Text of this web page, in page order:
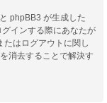
phpBB3 が生成した
インする際にあなたが
はログアウトに関し
消去することで解決す